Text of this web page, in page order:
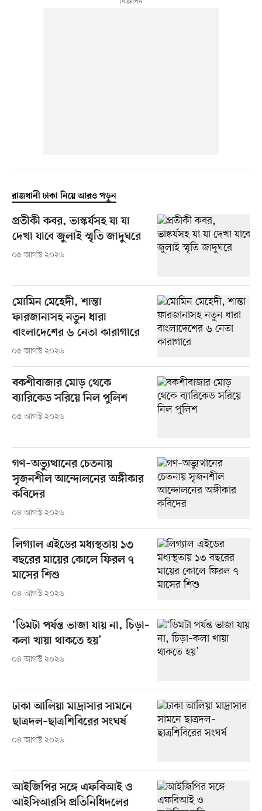
রাজধানী ঢাকা নিয়ে আরও পড়ুন
প্রতীকী কবর, ভাস্কর্যসহ যা যা
দেখা যাবে জুলাই স্মৃতি জাদুঘরে
০৫ আগস্ট ২০২৬
মোমিন মেহেদী, শান্তা
ফারজানাসহ নতুন ধারা
বাংলাদেশের ৬ নেতা কারাগারে
০৫ আগস্ট ২০২৬
বকশীবাজার মোড় থেকে
ব্যারিকেড সরিয়ে নিল পুলিশ
০৫ আগস্ট ২০২৬
গণ–অভ্যুত্থানের চেতনায়
সৃজনশীল আন্দোলনের অঙ্গীকার
কবিদের
০৪ আগস্ট ২০২৬
লিগ্যাল এইডের মধ্যস্থতায় ১৩
বছরের মায়ের কোলে ফিরল ৭
মাসের শিশু
০৪ আগস্ট ২০২৬
‘ডিমটা পর্যন্ত ভাজা যায় না, চিড়া–
কলা খায়া থাকতে হয়’
০৪ আগস্ট ২০২৬
ঢাকা আলিয়া মাদ্রাসার সামনে
ছাত্রদল–ছাত্রশিবিরের সংঘর্ষ
০৪ আগস্ট ২০২৬
আইজিপির সঙ্গে এফবিআই ও
আইসিআরসি প্রতিনিধিদলের